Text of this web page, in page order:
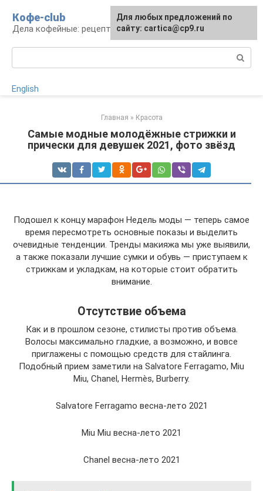
контенту
Кофе-club
Дела кофейные: рецепты и приготовление
English
Главная » Красота
Самые модные молодёжные стрижки и
прически для девушек 2021, фото звёзд
Подошел к концу марафон Недель моды — теперь самое
время пересмотреть основные показы и выделить
очевидные тенденции. Тренды макияжа мы уже выявили,
а также показали лучшие сумки и обувь — приступаем к
стрижкам и укладкам, на которые стоит обратить
внимание.
Отсутствие объема
Как и в прошлом сезоне, стилисты против объема.
Волосы максимально гладкие, а возможно, и вовсе
приглажены с помощью средств для стайлинга.
Подобный прием заметили на Salvatore Ferragamo, Miu
Miu, Chanel, Hermès, Burberry.
Salvatore Ferragamo весна-лето 2021
Miu Miu весна-лето 2021
Chanel весна-лето 2021
Для любых предложений по
сайту: cartica@cp9.ru